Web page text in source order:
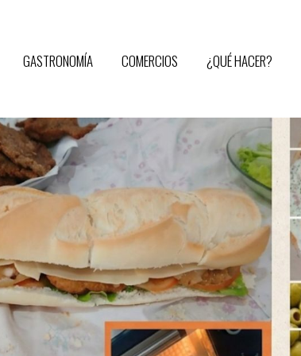
GASTRONOMÍA COMERCIOS ¿QUÉ HACER?